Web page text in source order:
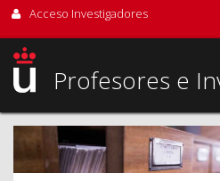
Acceso Investigadores
Profesores e